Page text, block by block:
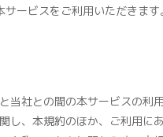
ービスをご利用いただきます。
当社との間の本サービスの利
し、本規約のほか、ご利用に